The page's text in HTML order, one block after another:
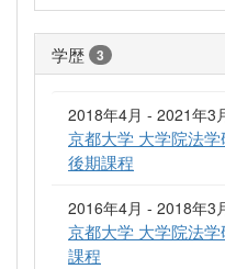
学歴 3
2018年4月 - 2021年3
京都大学 大学院法
後期課程
2016年4月 - 2018年3
京都大学 大学院法
課程